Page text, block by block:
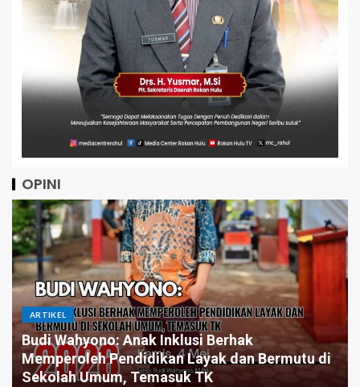
OPINI
ARTIKEL
Budi Wahyono: Anak Inklusi Berhak
Memperoleh Pendidikan Layak dan Bermutu di
Sekolah Umum, Temasuk TK